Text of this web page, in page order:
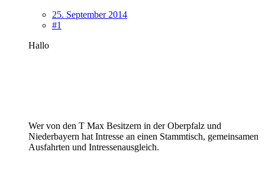
25. September 2014
#1
Hallo
Wer von den T Max Besitzern in der Oberpfalz und
Niederbayern hat Intresse an einen Stammtisch, gemeinsamen
Ausfahrten und Intressenausgleich.